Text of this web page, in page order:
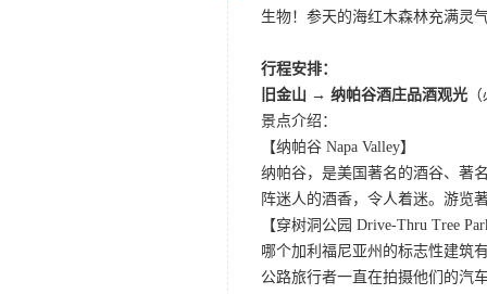
生物！参天的海红木森林充满灵
行程安排：
旧金山 → 纳帕谷酒庄品酒观光
景点介绍：
【纳帕谷 Napa Valley】
纳帕谷，是美国著名的酒谷、著
阵迷人的酒香，令人着迷。游览
【穿树洞公园 Drive-Thru Tree
哪个加利福尼亚州的标志性建筑
公路旅行者一直在拍摄他们的汽